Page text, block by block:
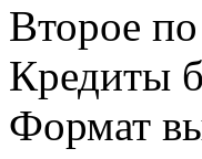
Второе
Кредиты
Формат